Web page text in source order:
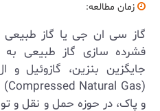
زمان مطالعه:
گاز سی ان جی یا گاز
فشرده‌ سازی گاز طبیعی
جایگزین بنزین، گازوئیل
(Compressed Natural Gas)
و پاک، در حوزه حمل و نقل و